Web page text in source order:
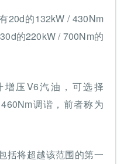
20d的132kW / 430Nm
的220kW / 700Nm的
压V6汽油，可选择
调谐，前者称为
括将超越该范围的第一